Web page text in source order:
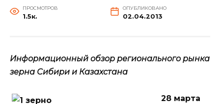
ПРОСМОТРОВ
1.5к.
ОПУБЛИКОВАНО
02.04.2013
Информационный обзор регионального рынка
зерна Сибири и Казахстана
28 марта